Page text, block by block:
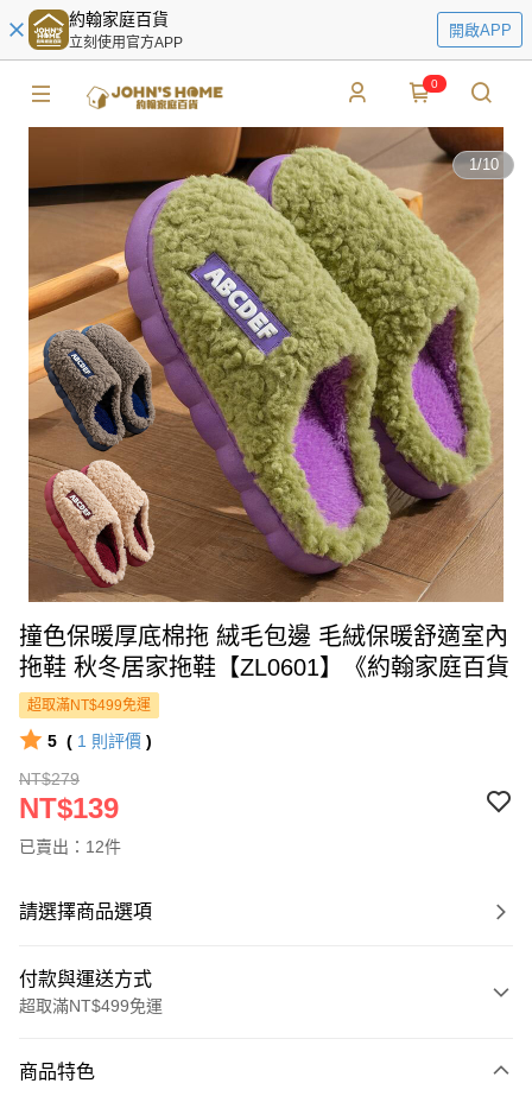
約翰家庭百貨
立刻使用官方APP
開啟APP
0
1/10
撞色保暖厚底棉拖 絨毛包邊 毛絨保暖舒適室內
拖鞋 秋冬居家拖鞋【ZL0601】《約翰家庭百貨
超取滿NT$499免運
5 ( 1 則評價 )
NT$279
NT$139
已賣出：12件
請選擇商品選項
付款與運送方式
超取滿NT$499免運
信用卡一次付款
商品特色